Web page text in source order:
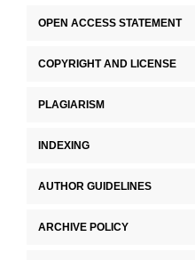
OPEN ACCESS STATEMENT
COPYRIGHT AND LICENSE
PLAGIARISM
INDEXING
AUTHOR GUIDELINES
ARCHIVE POLICY